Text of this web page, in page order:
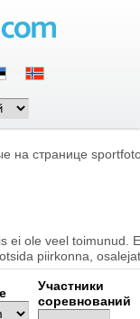
на странице
ei ole veel
piirkonna,
Участники
соревнований